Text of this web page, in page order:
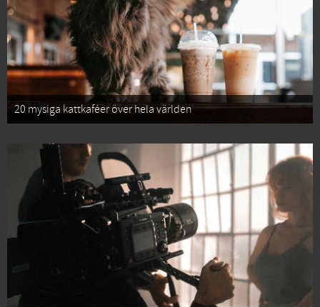
20 mysiga kattkaféer över hela världen